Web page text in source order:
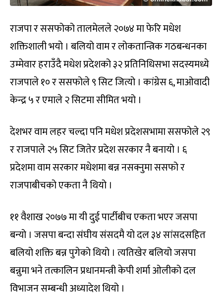
राजपा र ससफोको तालमेलले २०७४ मा फेरि मधेश
शक्तिशाली भयो । बलियो वाम र लोकतान्त्रिक गठबन्धनका
उम्मेवार हराउँदै मधेश प्रदेशको ३२ प्रतिनिधिसभा सदस्यमध्ये
राजपाले १० र ससफोले ९ सिट जित्यो । कांग्रेस ६, माओवादी
केन्द्र ५ र एमाले २ सिटमा सीमित भयो ।
देशभर वाम लहर चल्दा पनि मधेश प्रदेशसभामा ससफोले २९
र राजपाले २५ सिट जितेर प्रदेश सरकार नै बनायो । ६
प्रदेशमा वाम सरकार मधेशमा बन्न नसक्नुमा ससफो र
राजपाबीचको एकता नै थियो ।
११ वैशाख २०७७ मा यी दुई पार्टीबीच एकता भएर जसपा
बन्यो । जसपा बन्दा संघीय संसदमै यो दल ३४ सांसदसहित
बलियो शक्ति बन्न पुगेको थियो । त्यतिखेर बलियो जसपा
बन्नुमा भने तत्कालिन प्रधानमन्त्री केपी शर्मा ओलीको दल
विभाजन सम्बन्धी अध्यादेश थियो ।